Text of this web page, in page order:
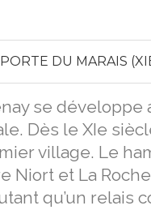
DU MARAIS
se développe
Dès le XIe
village. Le
et La
qu’un relais